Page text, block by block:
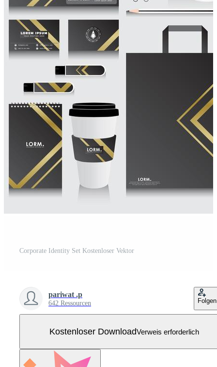
Corporate Identity Set Kostenloser Vektor
pariwat .p
642 Ressourcen Folgen
Kostenloser DownloadVerweis erforderlich